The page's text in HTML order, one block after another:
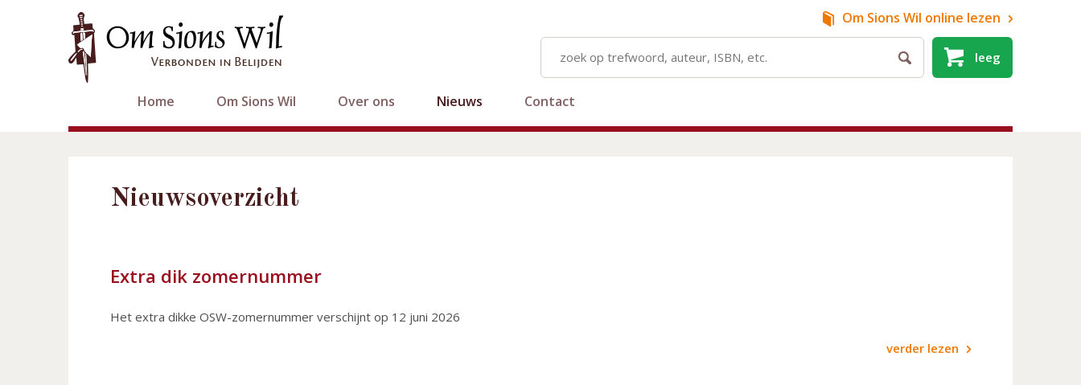
Om Sions Wil online lezen
leeg
Home Om Sions Wil Over ons Nieuws Contact
Nieuwsoverzicht
Extra dik zomernummer
Het extra dikke OSW-zomernummer verschijnt op 12 juni 2026
verder lezen